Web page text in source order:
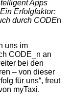
Apps
Erfolgfaktor:
durch CODEn
uns im
CODE_n an
bei den
– von dieser
für uns“, freut
myTaxi.